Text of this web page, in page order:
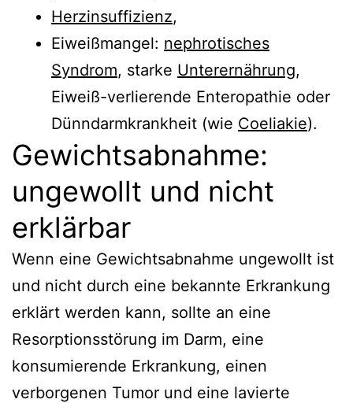
Herzinsuffizienz,
Eiweißmangel: nephrotisches
Syndrom, starke Unterernährung,
Eiweiß-verlierende Enteropathie oder
Dünndarmkrankheit (wie Coeliakie).
Gewichtsabnahme:
ungewollt und nicht
erklärbar
Wenn eine Gewichtsabnahme ungewollt ist
und nicht durch eine bekannte Erkrankung
erklärt werden kann, sollte an eine
Resorptionsstörung im Darm, eine
konsumierende Erkrankung, einen
verborgenen Tumor und eine lavierte